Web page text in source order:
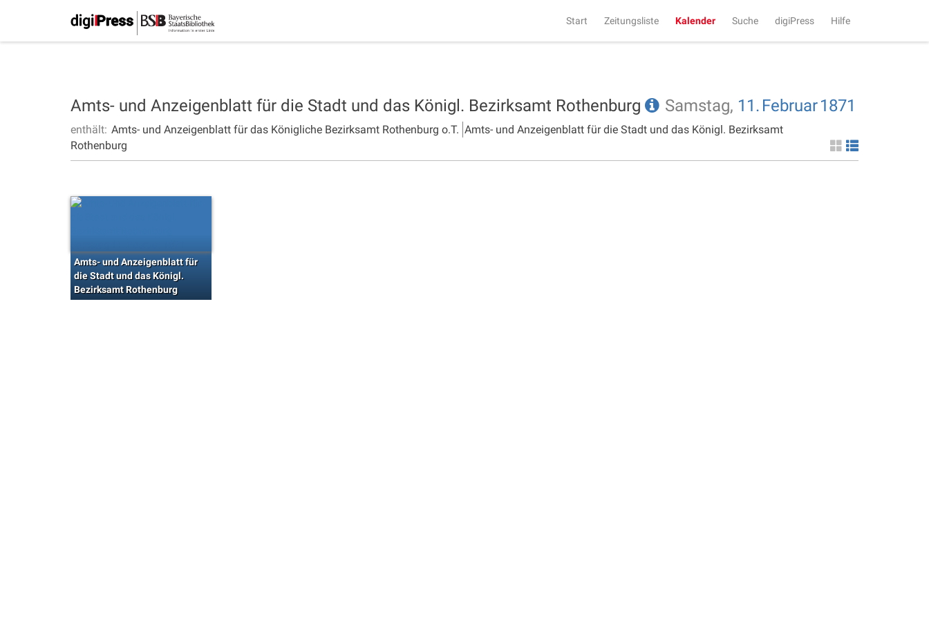
Start Zeitungsliste Kalender Suche digiPress Hilfe
Amts- und Anzeigenblatt für die Stadt und das Königl. Bezirksamt Rothenburg Samstag, 11. Februar1871
enthält: Amts- und Anzeigenblatt für das Königliche Bezirksamt Rothenburg o.T. Amts- und Anzeigenblatt für die Stadt und das Königl. Bezirksamt
Rothenburg
Amts- und Anzeigenblatt für
die Stadt und das Königl.
Bezirksamt Rothenburg